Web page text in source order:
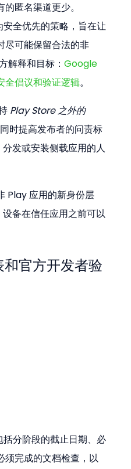
匿名渠道更少。
全优先的策略，旨在让
尽可能保留合法的非
解释和目标：Google
全倡议和验证逻辑。
Play Store 之外的
时提高发布者的问责标
发或安装侧载应用的人
Play 应用的新身份层
备在信任应用之前可以
官方开发者验
分阶段的截止日期、必
须完成的文档检查，以